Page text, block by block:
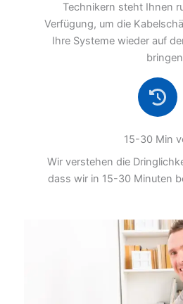
Technikern steht Ihnen
Verfügung, um die
Ihre Systeme wieder auf
15-30 Min
Wir verstehen die
dass wir in 15-30 Minuten